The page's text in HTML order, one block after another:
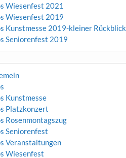
Wiesenfest 2021
Wiesenfest 2019
Kunstmesse 2019-kleiner Rückblick
Seniorenfest 2019
Kunstmesse
Platzkonzert
Rosenmontagszug
Seniorenfest
Veranstaltungen
Wiesenfest